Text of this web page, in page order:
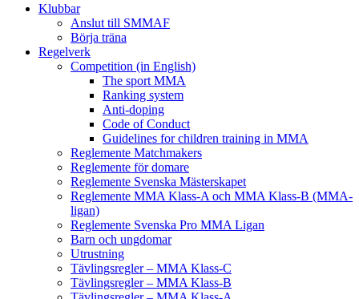
Klubbar
Anslut till SMMAF
Börja träna
Regelverk
Competition (in English)
The sport MMA
Ranking system
Anti-doping
Code of Conduct
Guidelines for children training in MMA
Reglemente Matchmakers
Reglemente för domare
Reglemente Svenska Mästerskapet
Reglemente MMA Klass-A och MMA Klass-B (MMA-
ligan)
Reglemente Svenska Pro MMA Ligan
Barn och ungdomar
Utrustning
Tävlingsregler – MMA Klass-C
Tävlingsregler – MMA Klass-B